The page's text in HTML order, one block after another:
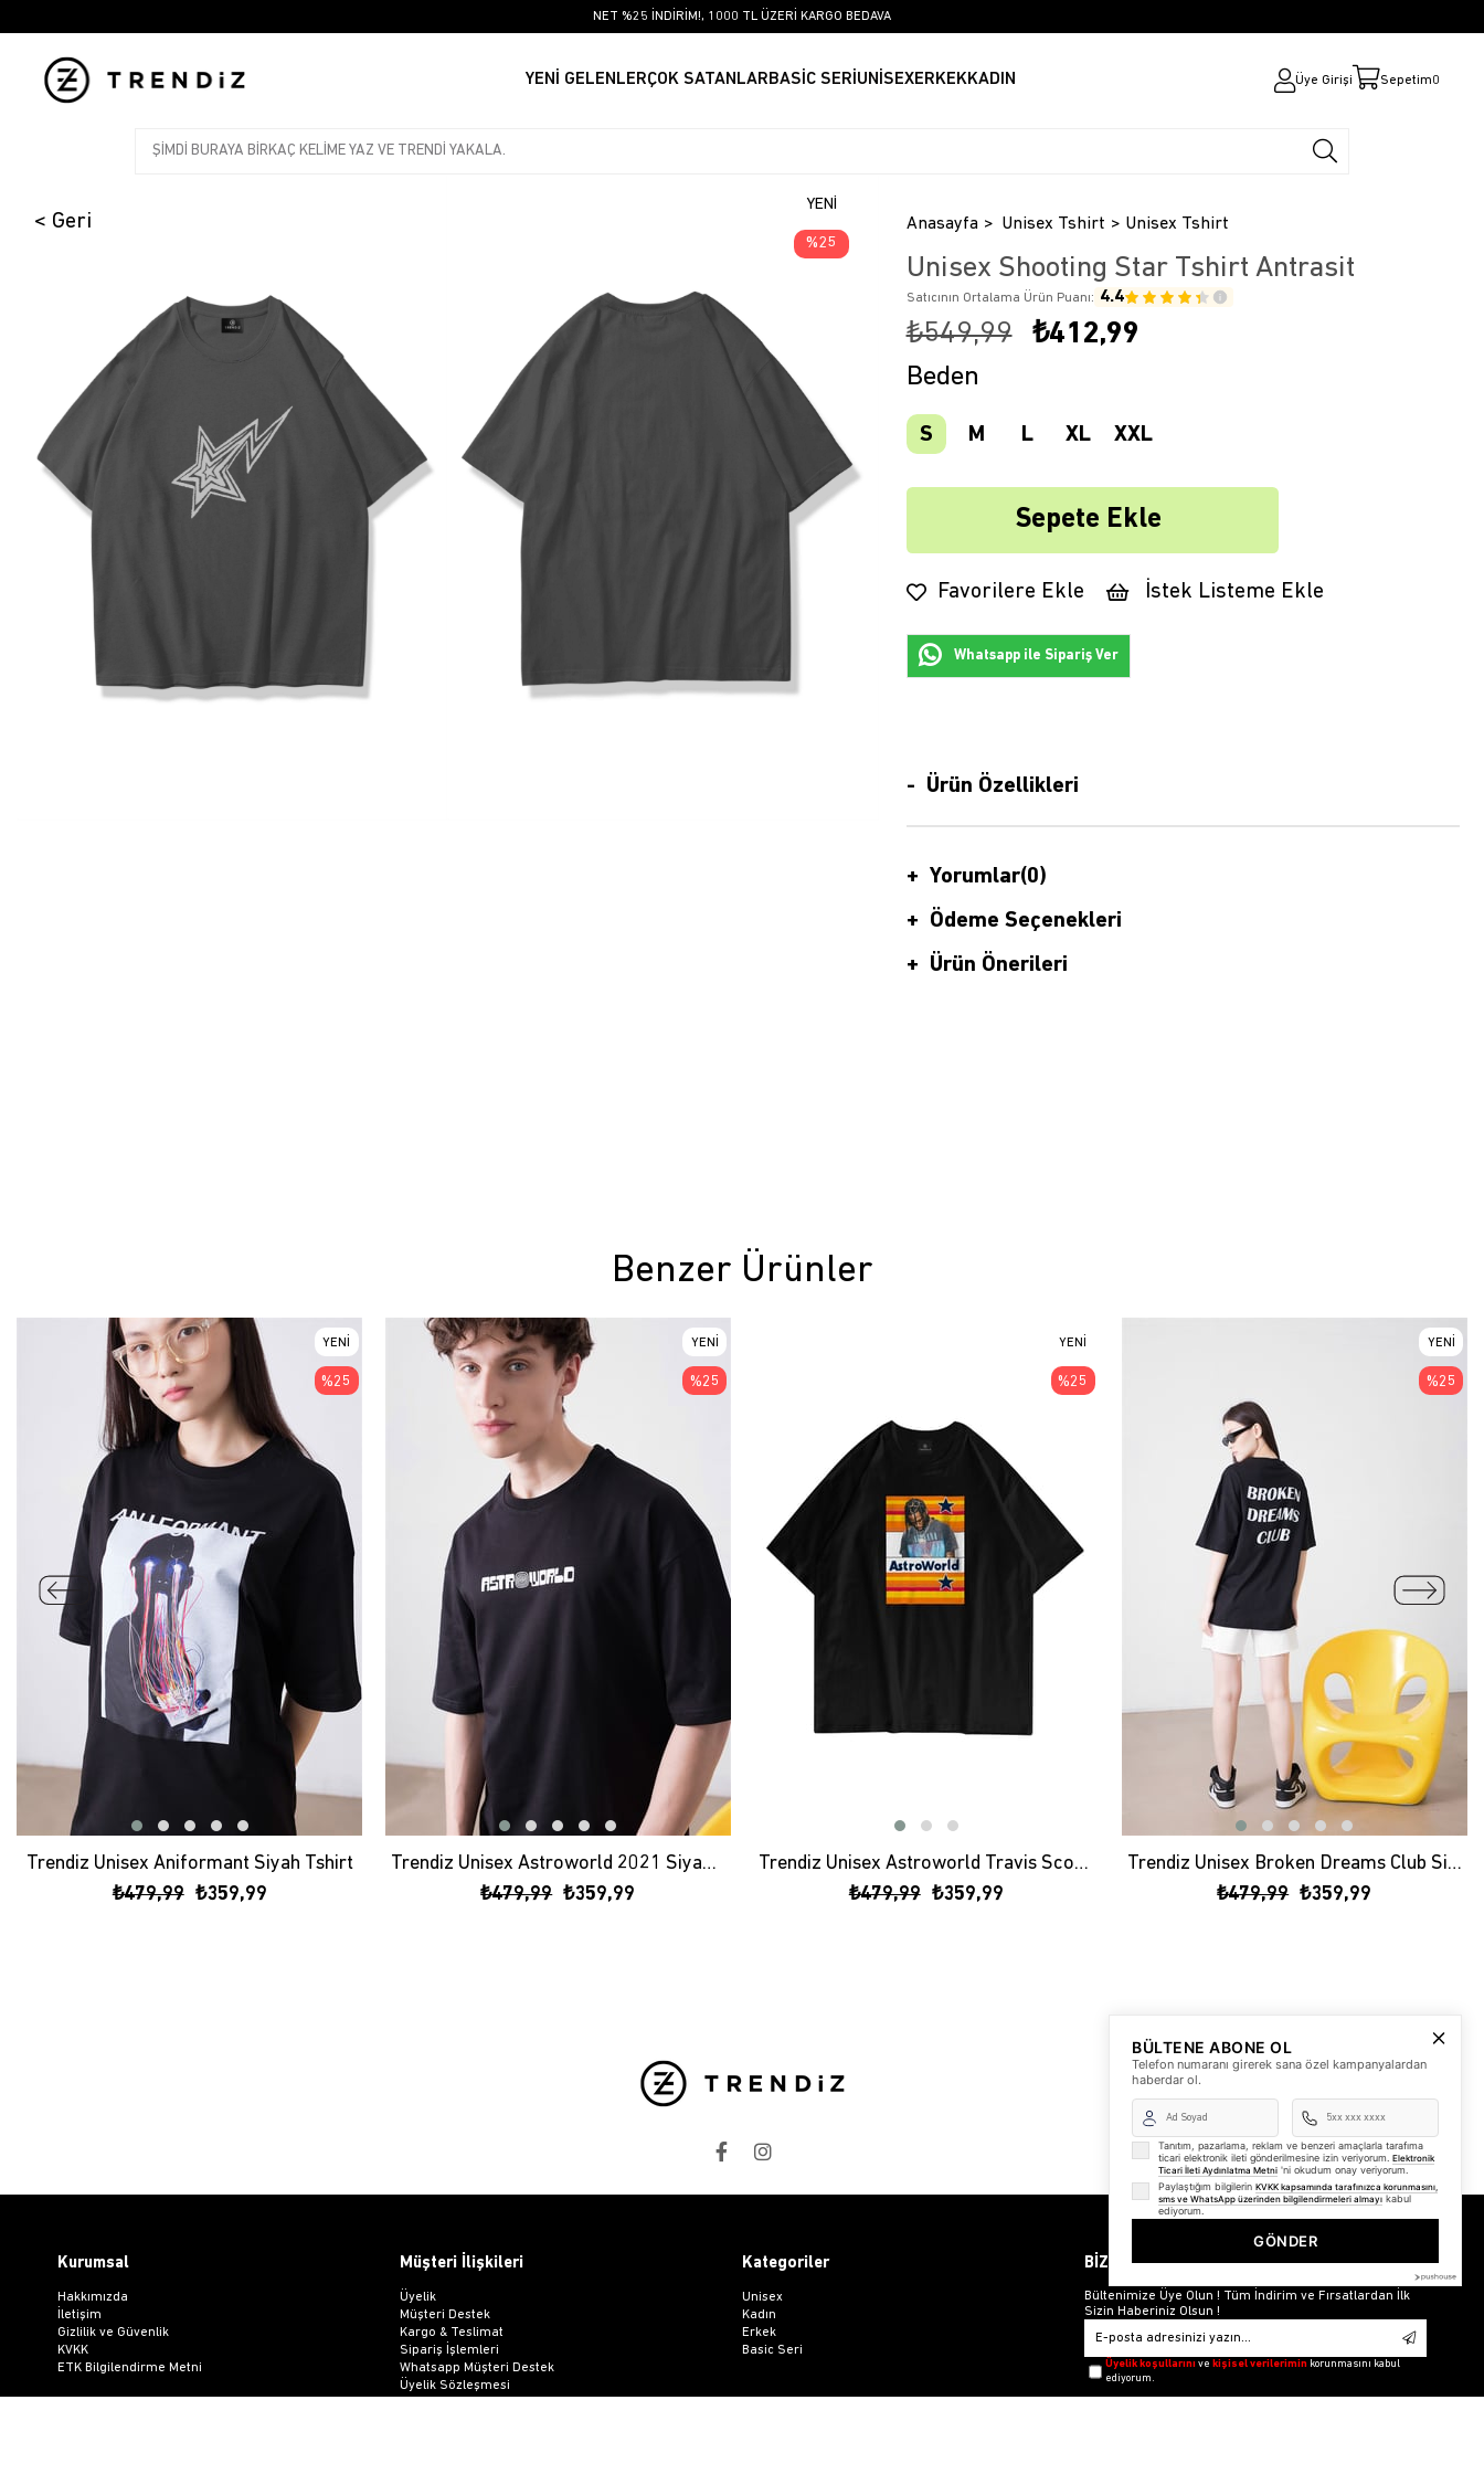
NET %25 İNDİRİM!, 1000 TL ÜZERİ KARGO BEDAVA
YENİ GELENLERÇOK SATANLARBASİC SERİ UNİSEXERKEKKADIN Üye Girişi Sepetim0
YENI
ÜRÜN
25
Anasayfa Unisex Tshirt Unisex Tshirt
Unisex Shooting Star Tshirt Antrasit
Satıcının Ortalama Ürün Puanı: 4.4
₺549,99 ₺412,99
Beden
S M L XL XXL
Favorilere Ekle İstek Listeme Ekle
Whatsapp ile Sipariş Ver
Ürün Özellikleri
Yorumlar(0)
Ödeme Seçenekleri
Ürün Önerileri
Benzer Ürünler
Trendiz Unisex Aniformant Siyah Tshirt
₺359,99
₺479,99
YENI
ÜRÜN
%25
Trendiz Unisex Astroworld 2021 Siyah Tshirt
₺359,99
₺479,99
YENI
ÜRÜN
%25
Trendiz Unisex Astroworld Travis Scott Siyah Tshirt
₺359,99
₺479,99
YENI
ÜRÜN
%25
Trendiz Unisex Broken Dreams Club Siyah Tshirt
₺359,99
₺479,99
YENI
ÜRÜN
%25
Kurumsal
Hakkımızda
İletişim
Gizlilik ve Güvenlik
KVKK
ETK Bilgilendirme Metni
Müşteri İlişkileri
Üyelik
Müşteri Destek
Kargo & Teslimat
Sipariş İşlemleri
Whatsapp Müşteri Destek
Üyelik Sözleşmesi
Kategoriler
Unisex
Kadın
Erkek
Basic Seri
BİZDEN HABERLER
Bültenimize Üye Olun ! Tüm İndirim ve Fırsatlardan İlk
Sizin Haberiniz Olsun !
Üyelik koşullarınıvekişisel verilerimin korunmasını kabul
ediyorum.
BÜLTENE ABONE OL
Telefon numaranı girerek sana özel kampanyalardan
haberdar ol.
Tanıtım, pazarlama, reklam ve benzeri amaçlarla tarafıma
ticari elektronik ileti gönderilmesine izin veriyorum. Elektronik
Ticari İleti Aydınlatma Metni 'ni okudum onay veriyorum.
Paylaştığım bilgilerin KVKK kapsamında tarafınızca korunmasını,
sms ve WhatsApp üzerinden bilgilendirmeleri almayı kabul
ediyorum.
GÖNDER